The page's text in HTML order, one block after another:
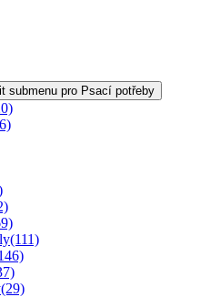
submenu pro Psací potřeby
(111)
(29)